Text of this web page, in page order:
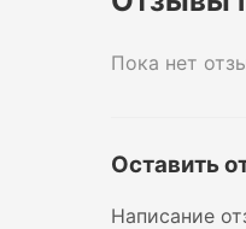
Пока нет
Оставить
Написание